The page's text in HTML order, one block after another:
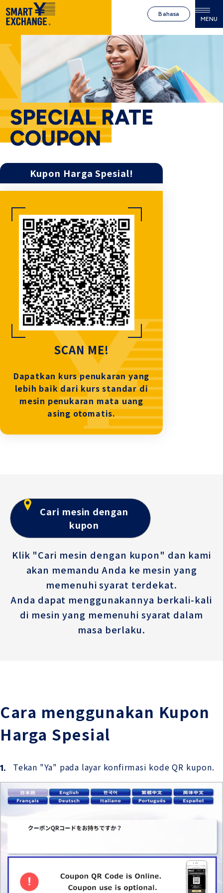
Bahasa
MENU
SPECIAL RATE
COUPON
Kupon Harga Spesial!
SCAN ME!
Dapatkan kurs penukaran yang
lebih baik dari kurs standar di
mesin penukaran mata uang
asing otomatis.
Cari mesin dengan
kupon
Klik "Cari mesin dengan kupon" dan kami
akan memandu Anda ke mesin yang
memenuhi syarat terdekat.
Anda dapat menggunakannya berkali-kali
di mesin yang memenuhi syarat dalam
masa berlaku.
Cara menggunakan Kupon
Harga Spesial
Tekan "Ya" pada layar konfirmasi kode QR kupon.